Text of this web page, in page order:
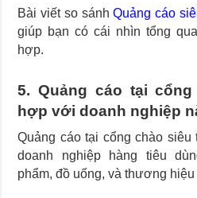
Bài viết so sánhQuảng cáo
giúp bạn có cái nhìn tổng
hợp.
5. Quảng cáo tại
hợp với doanh nghiệp
Quảng cáo tại cổng chào
doanh nghiệp hàng tiêu
phẩm, đồ uống, và thương